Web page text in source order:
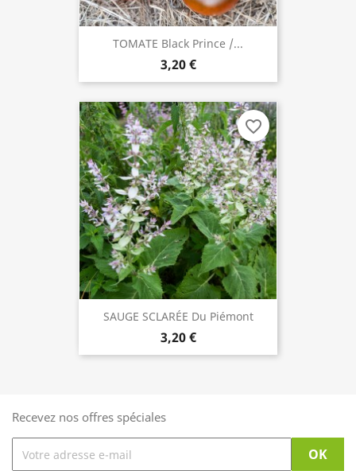
TOMATE Black Prince /...
3,20 €
SAUGE SCLARÉE Du Piémont
3,20 €
favorite_border
Recevez nos offres spéciales